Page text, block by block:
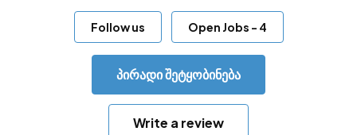
Follow us Open Jobs - 4
პირადი შეტყობინება
Write a review